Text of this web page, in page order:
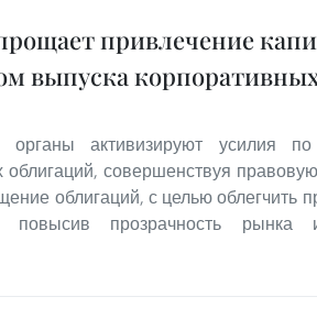
привлечение
выпуска
органы активизируют усилия
облигаций, совершенствуя
облигаций, с целью облегчить
повысив прозрачность